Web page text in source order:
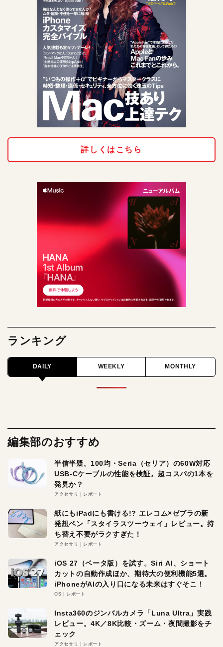
詳しくはこちら
ランキング
DAILY WEEKLY MONTHLY
編集部のおすすめ
半信半疑。100均・Seria（セリア）の60W対応
USB-Cケーブルの性能を検証。超コスパの1本を
発見か？
アクセサリ レポート
紙にもiPadにも書ける!? エレコム×ゼブラの新
発想ペン「スタイラスツーウェイ」レビュー。持
ち替え不要がラクすぎた！
アクセサリ レポート
iOS 27（ベータ版）を試す。Siri AI、ショート
カットの自動作成ほか、期待大の便利機能5選。
iPhoneがAIの入り口になる未来はすぐそこ！
OS レポート
Insta360のジンバルカメラ「Luna Ultra」実践
レビュー。4K／8K比較・ズーム・夜間撮影をチ
ェック
アクセサリ レポート